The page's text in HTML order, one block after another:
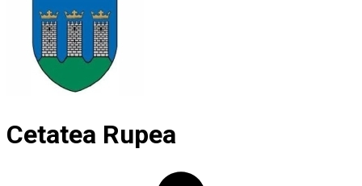
Cetatea Rupea